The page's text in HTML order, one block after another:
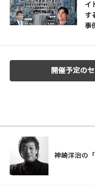
イ
す
事
開催予定の
神崎洋治の